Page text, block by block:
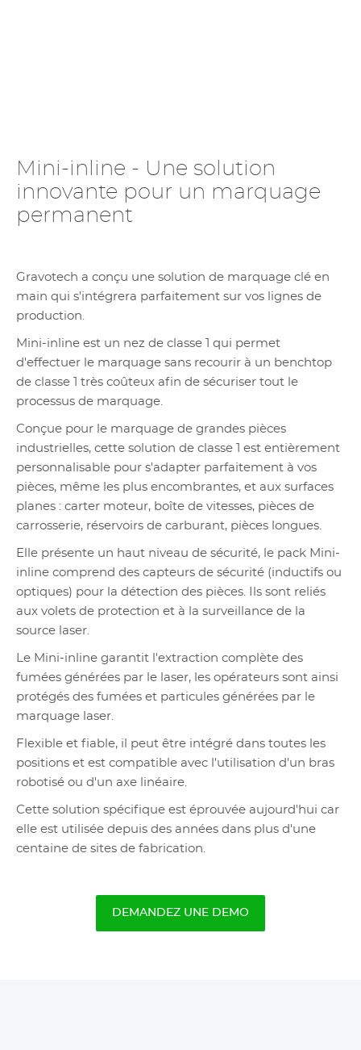
Mini-inline - Une solution
innovante pour un marquage
permanent
Gravotech a conçu une solution de marquage clé en
main qui s'intégrera parfaitement sur vos lignes de
production.
Mini-inline est un nez de classe 1 qui permet
d'effectuer le marquage sans recourir à un benchtop
de classe 1 très coûteux afin de sécuriser tout le
processus de marquage.
Conçue pour le marquage de grandes pièces
industrielles, cette solution de classe 1 est entièrement
personnalisable pour s'adapter parfaitement à vos
pièces, même les plus encombrantes, et aux surfaces
planes : carter moteur, boîte de vitesses, pièces de
carrosserie, réservoirs de carburant, pièces longues.
Elle présente un haut niveau de sécurité, le pack Mini-
inline comprend des capteurs de sécurité (inductifs ou
optiques) pour la détection des pièces. Ils sont reliés
aux volets de protection et à la surveillance de la
source laser.
Le Mini-inline garantit l'extraction complète des
fumées générées par le laser, les opérateurs sont ainsi
protégés des fumées et particules générées par le
marquage laser.
Flexible et fiable, il peut être intégré dans toutes les
positions et est compatible avec l'utilisation d'un bras
robotisé ou d'un axe linéaire.
Cette solution spécifique est éprouvée aujourd'hui car
elle est utilisée depuis des années dans plus d'une
centaine de sites de fabrication.
DEMANDEZ UNE DEMO